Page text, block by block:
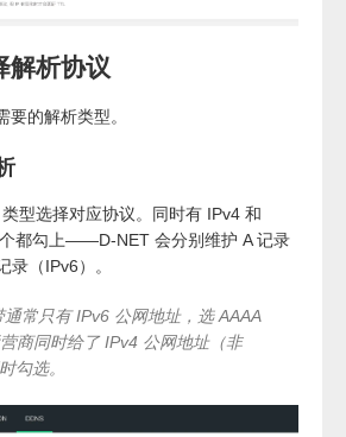
解析协议
的解析类型。
型选择对应协议。同时有 IPv4 和
都勾上——D-NET 会分别维护 A 记录
录（IPv6）。
通常只有 IPv6 公网地址，选 AAAA
商同时给了 IPv4 公网地址（非
勾选。